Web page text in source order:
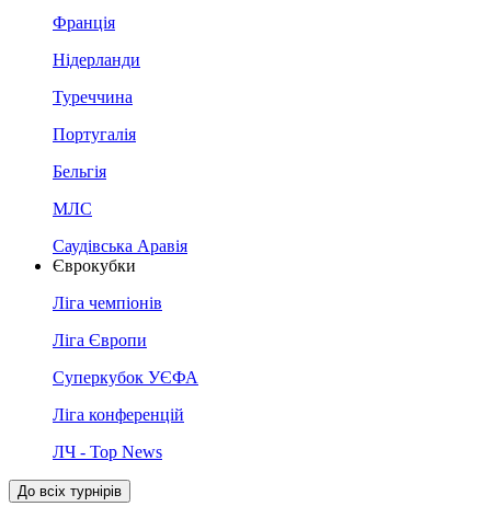
Франція
Нідерланди
Туреччина
Португалія
Бельгія
МЛС
Саудівська Аравія
Єврокубки
Ліга чемпіонів
Ліга Європи
Суперкубок УЄФА
Ліга конференцій
ЛЧ - Top News
До всіх турнірів